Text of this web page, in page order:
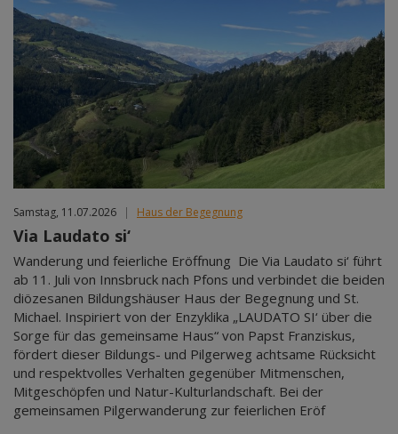
Samstag, 11.07.2026 | Haus der Begegnung
Via Laudato si‘
Wanderung und feierliche Eröffnung Die Via Laudato si‘ führt
ab 11. Juli von Innsbruck nach Pfons und verbindet die beiden
diözesanen Bildungshäuser Haus der Begegnung und St.
Michael. Inspiriert von der Enzyklika „LAUDATO SI‘ über die
Sorge für das gemeinsame Haus“ von Papst Franziskus,
fördert dieser Bildungs- und Pilgerweg achtsame Rücksicht
und respektvolles Verhalten gegenüber Mitmenschen,
Mitgeschöpfen und Natur-Kulturlandschaft. Bei der
gemeinsamen Pilgerwanderung zur feierlichen Eröf